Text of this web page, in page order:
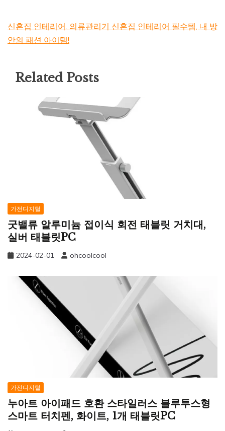
신혼집 인테리어. 의류관리기 신혼집 인테리어 필수템, 내 방
안의 패션 아이템!
Related Posts
가전디지털
굿밸류 알루미늄 접이식 회전 태블릿 거치대,
실버 태블릿PC
2024-02-01 ohcoolcool
가전디지털
누아트 아이패드 호환 스타일러스 블루투스형
스마트 터치펜, 화이트, 1개 태블릿PC